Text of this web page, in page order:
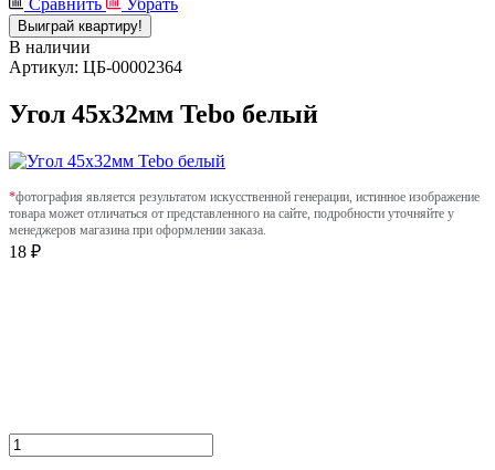
Сравнить Убрать
Выиграй квартиру!
В наличии
Артикул: ЦБ-00002364
Угол 45х32мм Tebo белый
*фотография является результатом искусственной генерации, истинное изображение
товара может отличаться от представленного на сайте, подробности уточняйте у
менеджеров магазина при оформлении заказа.
18 ₽